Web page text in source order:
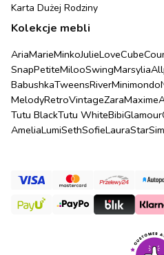
Karta Dużej Rodziny
Kolekcje mebli
AriaMarieMinkoJulieLoveCube
SnapPetiteMilooSwingMarsylia
BabushkaTweensRiverMinimondo
MelodyRetroVintageZaraMaxime
Tutu BlackTutu WhiteBibiGlamour
AmeliaLumiSethSofieLauraStar